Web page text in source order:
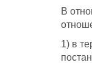
В
1) в